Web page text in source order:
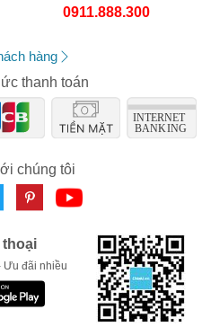
0911.888.300
hàng
thanh toán
chúng tôi
Ưu đãi nhiều